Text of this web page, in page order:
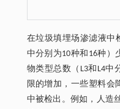
在垃圾填埋场渗滤液中
中分别为10种和16种）
物类型总数（L3和L4中
限的增加，一些塑料会
中被检出。例如，人造